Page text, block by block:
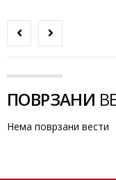
ПОВРЗАНИ
Нема поврзани вести